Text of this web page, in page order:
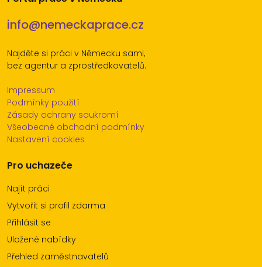
info@nemeckaprace.cz
Najděte si práci v Německu sami,
bez agentur a zprostředkovatelů.
Impressum
Podmínky použití
Zásady ochrany soukromí
Všeobecné obchodní podmínky
Nastavení cookies
Pro uchazeče
Najít práci
Vytvořit si profil zdarma
Přihlásit se
Uložené nabídky
Přehled zaměstnavatelů